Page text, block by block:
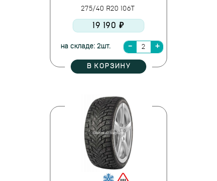
275/40 R20 106T
19 190 ₽
на складе: 2шт.
В КОРЗИНУ